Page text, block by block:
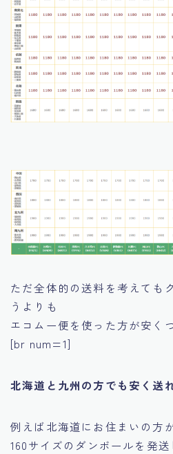
ただ全体的の送料を考えても
うよりも
エコムー便を使った方が安く
[br num=1]
北海道と九州の方でも安く送
例えば北海道にお住まいの方
160サイズのダンボールを発